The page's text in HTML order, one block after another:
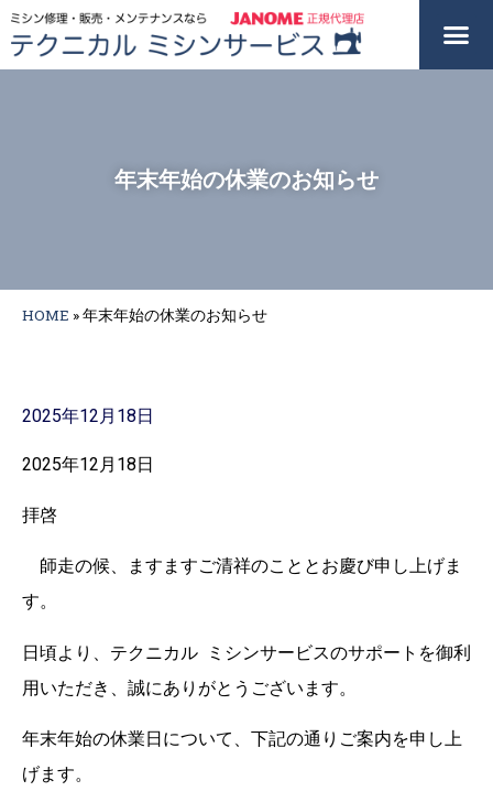
年末年始の休業のお知らせ
HOME »年末年始の休業のお知らせ
2025年12月18日
2025年12月18日
拝啓
師走の候、ますますご清祥のこととお慶び申し上げま
す。
日頃より、テクニカル ミシンサービスのサポートを御利
用いただき、誠にありがとうございます。
年末年始の休業日について、下記の通りご案内を申し上
げます。